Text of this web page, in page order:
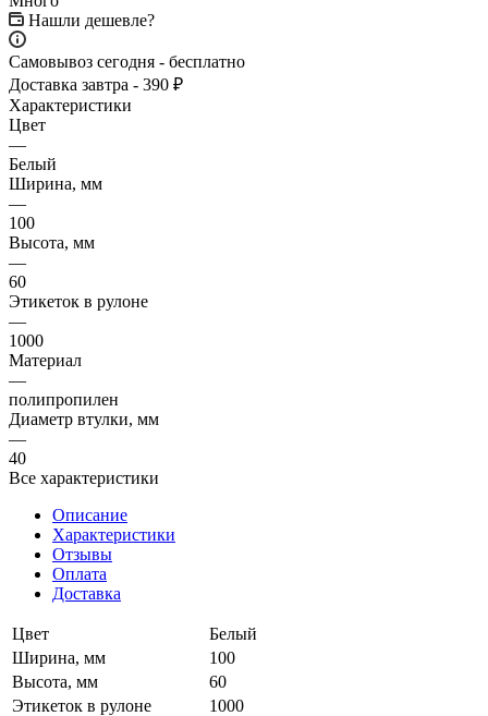
Нашли дешевле?
Самовывоз сегодня - бесплатно
Доставка завтра - 390 ₽
Характеристики
Цвет
—
Белый
Ширина, мм
—
100
Высота, мм
—
60
Этикеток в рулоне
—
1000
Материал
—
полипропилен
Диаметр втулки, мм
—
40
Все характеристики
Описание
Характеристики
Отзывы
Оплата
Доставка
Цвет
Белый
Ширина, мм
100
Высота, мм
60
Этикеток в рулоне
1000